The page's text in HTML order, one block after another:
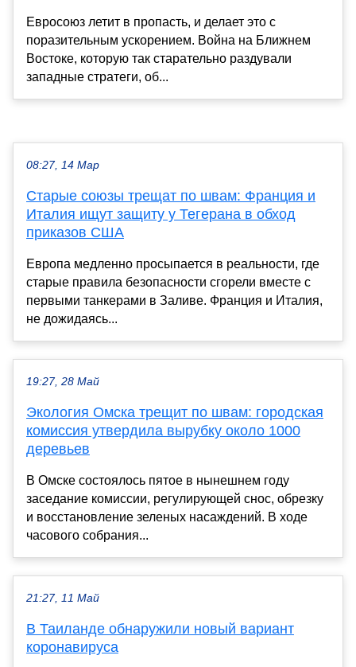
Евросоюз летит в пропасть, и делает это с
поразительным ускорением. Война на Ближнем
Востоке, которую так старательно раздували
западные стратеги, об...
08:27, 14 Мар
Старые союзы трещат по швам: Франция и
Италия ищут защиту у Тегерана в обход
приказов США
Европа медленно просыпается в реальности, где
старые правила безопасности сгорели вместе с
первыми танкерами в Заливе. Франция и Италия,
не дожидаясь...
19:27, 28 Май
Экология Омска трещит по швам: городская
комиссия утвердила вырубку около 1000
деревьев
В Омске состоялось пятое в нынешнем году
заседание комиссии, регулирующей снос, обрезку
и восстановление зеленых насаждений. В ходе
часового собрания...
21:27, 11 Май
В Таиланде обнаружили новый вариант
коронавируса